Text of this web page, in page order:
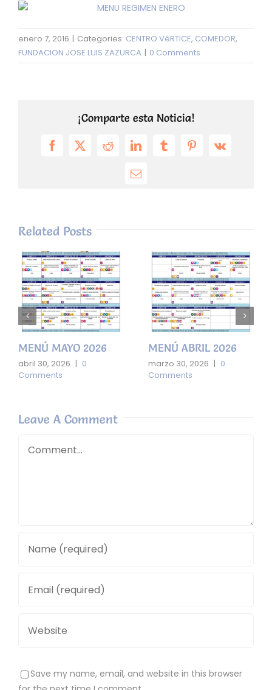
enero 7, 2016 | Categories: CENTRO VéRTICE, COMEDOR,
FUNDACION JOSE LUIS ZAZURCA | 0 Comments
¡Comparte esta Noticia!
Facebook
X RedditLinkedInTumblrPinterest
Vk
Email
Related Posts
MENÚ MAYO 2026
abril 30, 2026 | 0
Comments
MENÚ ABRIL 2026
marzo 30, 2026 | 0
Comments
Leave A Comment
Save my name, email, and website in this browser